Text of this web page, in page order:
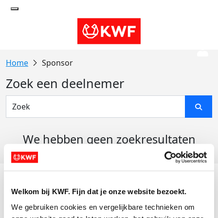
Welkom bij KWF. Fijn dat je onze website bezoekt.
We gebruiken cookies en vergelijkbare technieken om
Sponsor
Zoek een deelnemer
We hebben geen zoekresultaten
Actiematerialen
Evenementen